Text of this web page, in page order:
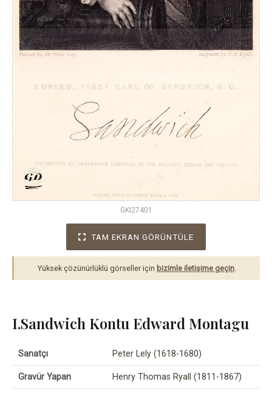
GKI27401
TAM EKRAN GÖRÜNTÜLE
Yüksek çözünürlüklü görseller için bizimle iletişime geçin
I.Sandwich Kontu Edward Montagu
Sanatçı Peter Lely (1618-1680)
Gravür Yapan Henry Thomas Ryall (1811-1867)